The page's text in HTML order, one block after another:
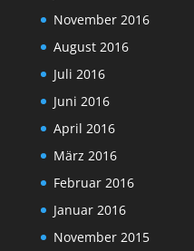
November 2016
August 2016
Juli 2016
Juni 2016
April 2016
März 2016
Februar 2016
Januar 2016
November 2015